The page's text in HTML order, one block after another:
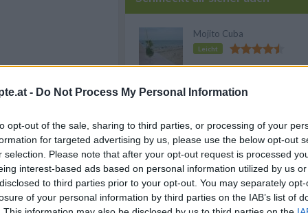
- Do Not Process My Personal Information
opt-out of the sale, sharing to third parties, or processing of your
for targeted advertising by us, please use the below opt-out
selection. Please note that after your opt-out request is processed
interest-based ads based on personal information utilized by us
to third parties prior to your opt-out. You may separately
of your personal information by third parties on the IAB’s list of
meine Einkaufsliste
Mojito Cuba
Leicht
Frozen Strawberry Daiquiri
Shark´s Tooth Cocktail